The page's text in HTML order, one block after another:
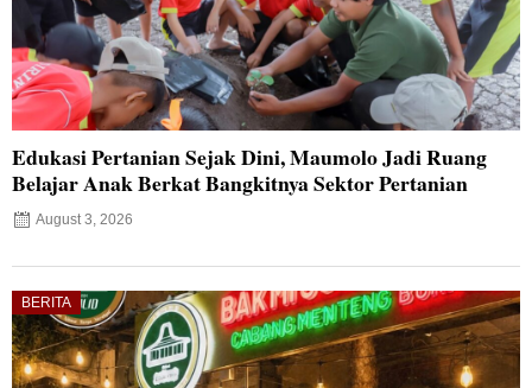
Edukasi Pertanian Sejak Dini, Maumolo Jadi Ruang
Belajar Anak Berkat Bangkitnya Sektor Pertanian
August 3, 2026
BERITA